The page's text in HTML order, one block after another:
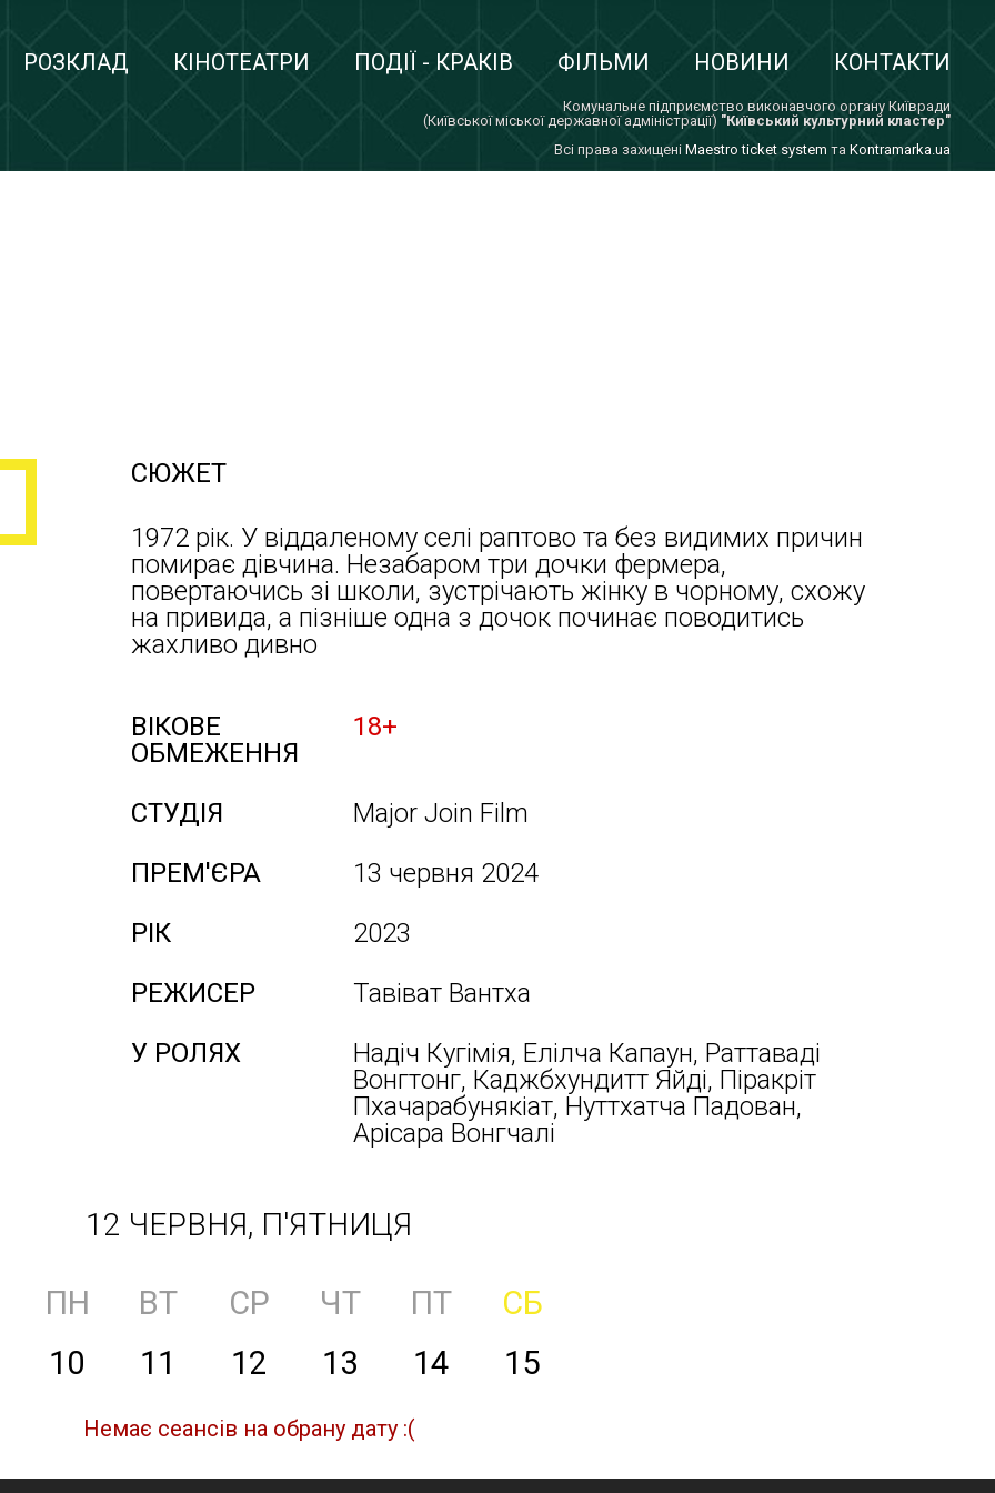
РОЗКЛАД КІНОТЕАТРИ ПОДІЇ - КРАКІВ ФІЛЬМИ НОВИНИ КОНТАКТИ
Комунальне підприємство виконавчого органу Київради
(Київської міської державної адміністрації) "Київський культурний кластер"
Всi права захищенi Maestro ticket system та Kontramarka.ua
СЮЖЕТ
1972 рік. У віддаленому селі раптово та без видимих причин
помирає дівчина. Незабаром три дочки фермера,
повертаючись зі школи, зустрічають жінку в чорному, схожу
на привида, а пізніше одна з дочок починає поводитись
жахливо дивно
ВІКОВЕ
ОБМЕЖЕННЯ
18+
СТУДІЯ
Major Join Film
ПРЕМ'ЄРА
13 червня 2024
РІК
2023
РЕЖИСЕР
Тавіват Вантха
У РОЛЯХ
Надіч Кугімія, Елілча Капаун, Раттаваді
Вонгтонг, Каджбхундитт Яйді, Піракріт
Пхачарабунякіат, Нуттхатча Падован,
Арісара Вонгчалі
12 ЧЕРВНЯ, П'ЯТНИЦЯ
ПН ВТ СР ЧТ ПТ
СБ
10 11 12 13 14 15
Немає сеансів на обрану дату :(